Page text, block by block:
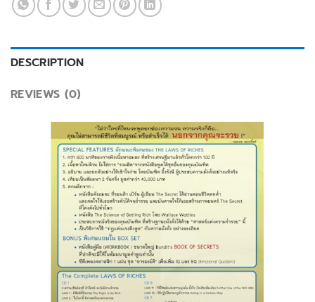
DESCRIPTION
REVIEWS (0)